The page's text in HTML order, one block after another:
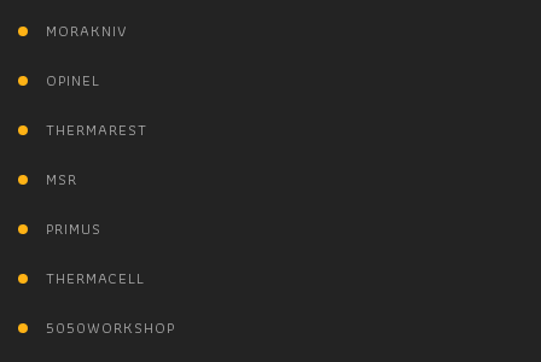
MORAKNIV
OPINEL
THERMAREST
MSR
PRIMUS
THERMACELL
5050WORKSHOP